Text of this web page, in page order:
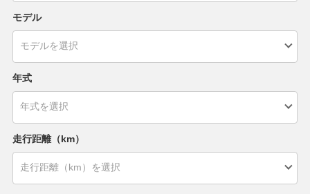
モデル
年式
走行距離（km）